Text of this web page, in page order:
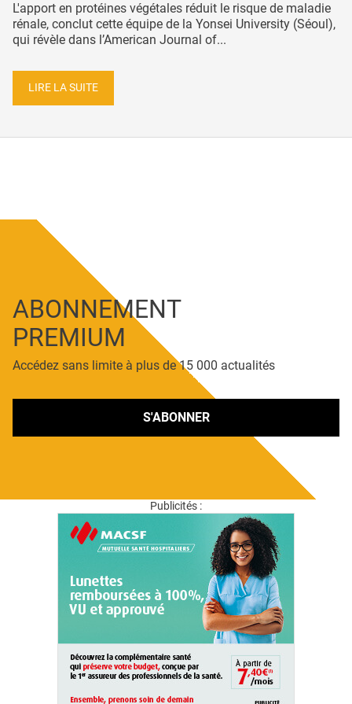
L'apport en protéines végétales réduit le risque de maladie
rénale, conclut cette équipe de la Yonsei University (Séoul),
qui révèle dans l’American Journal of...
LIRE LA SUITE
ABONNEMENT
PREMIUM
Accédez sans limite à plus de 15 000 actualités
S'ABONNER
Publicités :